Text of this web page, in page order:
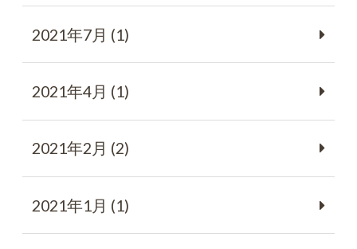
2021年7月 (1)
2021年4月 (1)
2021年2月 (2)
2021年1月 (1)